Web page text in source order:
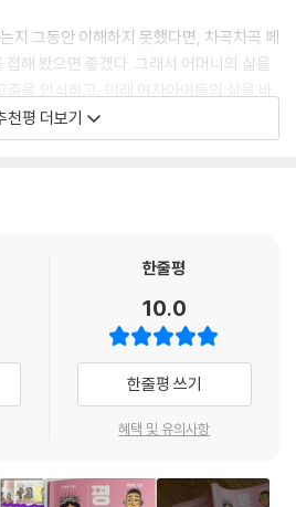
다 느낀다. 나름 진보적이고 평등한 관계
만 자라온 환경과 관계 맺는 친구들, 사회
의 벽에 부딪힐 수밖에 없다.
여자들이 뭔가 해 보겠다고 나대는 것도 싫
력하고 있고 많이 도와주는’ 스스로를 대견
치르던 어느 날 두 사람은 진지한 대화를
라 당황스러웠어. 너도 마찬가지겠지만 난
그나마 나보다 훨씬 편해 보였거든.
남편보다 아내에게 더 많은 변신과 역할
각하게 생각하진 않았어. 어쩜 당연하게 여
고정관념이 적어도 우리 사이엔 없었으면
좋겠어! 페미니스트는 여성을 받드는 사람
그런 페미니스트가 될게. 여성의 문제를
지 그동안 이해하지 못했다면, 차곡차곡 페
해 봤으면 좋겠다. 그래서 어머니의 삶을
충을 인식하고, 미래 여자아이들의 삶을 바
정관념과 편견에 함께 저항하며 더불어 자
.
성평등식 의을 가지고 있다고 자부하는 남
면 충분히 아내를 돕고 위하고 있으니 이 정
는 바로 그 지점에서 언제나 새로운 성차
천평 더보기
한줄평
10.0
한줄평 쓰기
혜택 및 유의사항